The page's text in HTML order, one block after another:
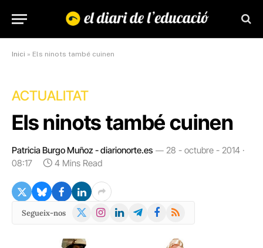
Inici » Els ninots també cuinen
ACTUALITAT
Els ninots també cuinen
Patricia Burgo Muñoz - diarionorte.es
28 - octubre - 2014 ·
08:17
4 Mins Read
Segueix-nos
X
Instagram
LinkedInTelegramFacebook
RSS